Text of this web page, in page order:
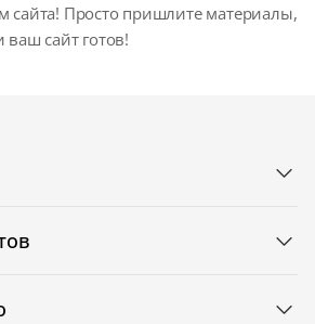
сайта! Просто пришлите материалы,
сайт готов!